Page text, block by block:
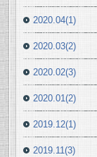
2020.04(1)
2020.03(2)
2020.02(3)
2020.01(2)
2019.12(1)
2019.11(3)